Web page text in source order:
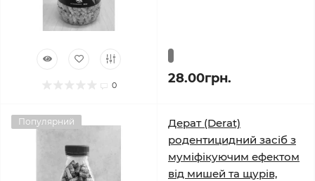
0 28.00грн.
Популярний
Дерат (Derat)
родентицидний засіб з
муміфікуючим ефектом
від мишей та щурів,